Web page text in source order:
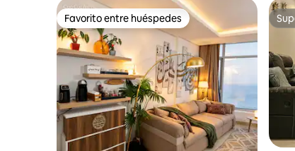
Favorito entre huéspedes
Favorito entre huéspedes